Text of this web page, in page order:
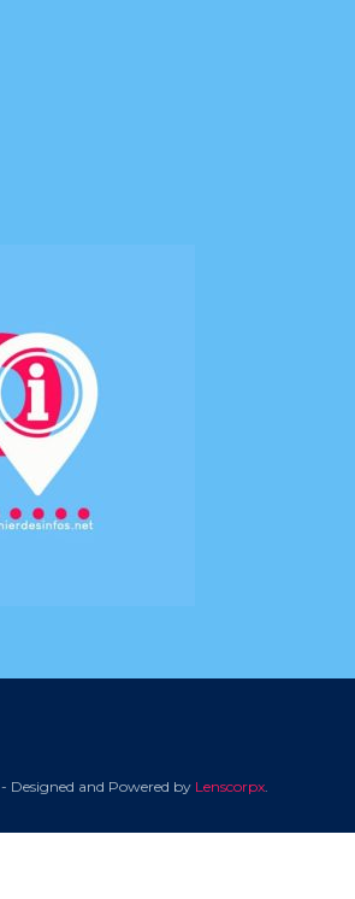
- Designed and Powered by Lenscorpx